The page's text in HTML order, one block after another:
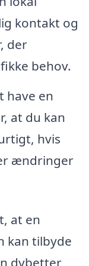
kontakt og
der
behov.
have en
at du kan
hvis
ændringer
at en
kan tilbyde